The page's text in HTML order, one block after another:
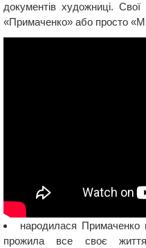
документів художниці.
«Примаченко» або просто
народилася Примаченко
прожила все своє